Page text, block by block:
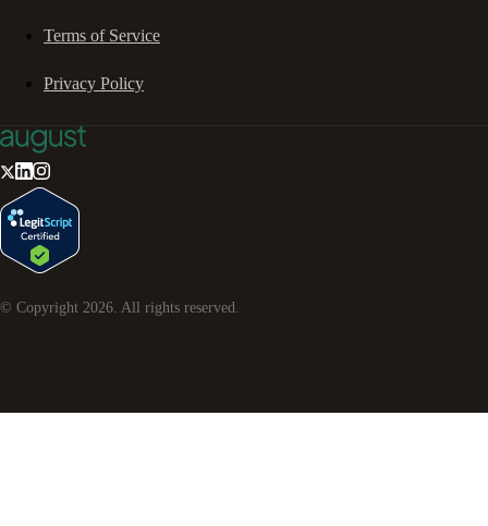
Terms of Service
Privacy Policy
© Copyright 2026 . All rights reserved.